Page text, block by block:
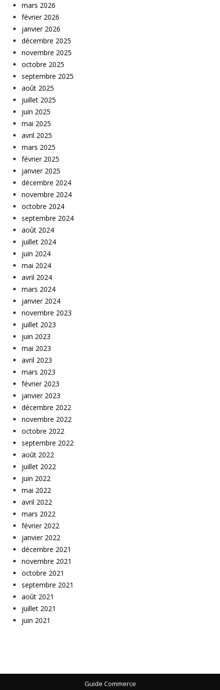
mars 2026
février 2026
janvier 2026
décembre 2025
novembre 2025
octobre 2025
septembre 2025
août 2025
juillet 2025
juin 2025
mai 2025
avril 2025
mars 2025
février 2025
janvier 2025
décembre 2024
novembre 2024
octobre 2024
septembre 2024
août 2024
juillet 2024
juin 2024
mai 2024
avril 2024
mars 2024
janvier 2024
novembre 2023
juillet 2023
juin 2023
mai 2023
avril 2023
mars 2023
février 2023
janvier 2023
décembre 2022
novembre 2022
octobre 2022
septembre 2022
août 2022
juillet 2022
juin 2022
mai 2022
avril 2022
mars 2022
février 2022
janvier 2022
décembre 2021
novembre 2021
octobre 2021
septembre 2021
août 2021
juillet 2021
juin 2021
Guide Commerce